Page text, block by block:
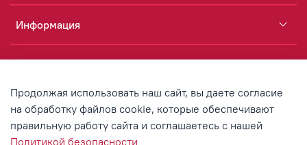
Информация
Аккаунт
Продолжая использовать наш сайт, вы даете согласие
на обработку файлов cookie, которые обеспечивают
правильную работу сайта и соглашаетесь с нашей
Политикой безопасности